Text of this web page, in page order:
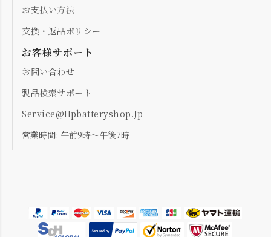
お支払い方法
交換・返品ポリシー
お客様サポート
お問い合わせ
製品検索サポート
Service@hpbatteryshop.jp
営業時間: 午前9時～午後7時